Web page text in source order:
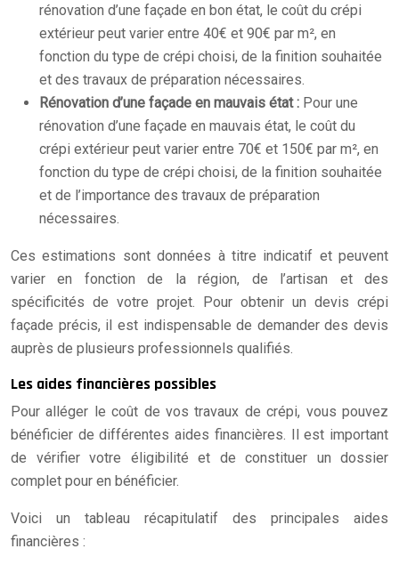
rénovation d’une façade en bon état, le coût du crépi
extérieur peut varier entre 40€ et 90€ par m², en
fonction du type de crépi choisi, de la finition souhaitée
et des travaux de préparation nécessaires.
Rénovation d’une façade en mauvais état : Pour une
rénovation d’une façade en mauvais état, le coût du
crépi extérieur peut varier entre 70€ et 150€ par m², en
fonction du type de crépi choisi, de la finition souhaitée
et de l’importance des travaux de préparation
nécessaires.
Ces estimations sont données à titre indicatif et peuvent
varier en fonction de la région, de l’artisan et des
spécificités de votre projet. Pour obtenir un devis crépi
façade précis, il est indispensable de demander des devis
auprès de plusieurs professionnels qualifiés.
Les aides financières possibles
Pour alléger le coût de vos travaux de crépi, vous pouvez
bénéficier de différentes aides financières. Il est important
de vérifier votre éligibilité et de constituer un dossier
complet pour en bénéficier.
Voici un tableau récapitulatif des principales aides
financières :